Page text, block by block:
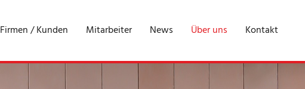
Firmen / Kunden Mitarbeiter News Über uns Kontakt